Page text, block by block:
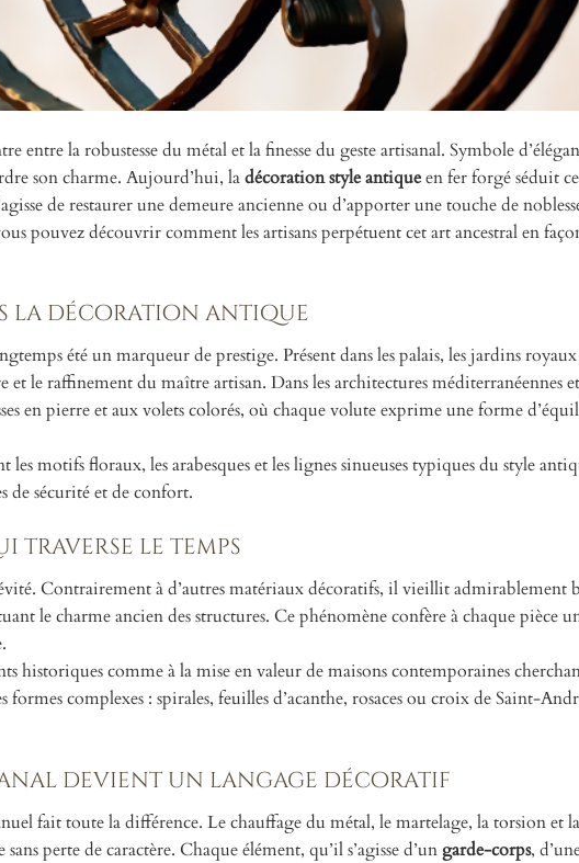
entre la robustesse du métal et la finesse du geste artisanal. Symbole
son charme. Aujourd’hui, ladécoration style antiqueen fer forgé séduit
de restaurer une demeure ancienne ou d’apporter une touche de
pouvez découvrir comment les artisans perpétuent cet art ancestral en
la décoration antique
été un marqueur de prestige. Présent dans les palais, les jardins royaux
le raffinement du maître artisan. Dans les architectures méditerranéennes
en pierre et aux volets colorés, où chaque volute exprime une forme
motifs floraux, les arabesques et les lignes sinueuses typiques du style
de sécurité et de confort.
traverse le temps
Contrairement à d’autres matériaux décoratifs, il vieillit admirablement
le charme ancien des structures. Ce phénomène confère à chaque pièce
historiques comme à la mise en valeur de maisons contemporaines
complexes : spirales, feuilles d’acanthe, rosaces ou croix de Saint-
devient un langage décoratif
fait toute la différence. Le chauffage du métal, le martelage, la torsion et
perte de caractère. Chaque élément, qu’il s’agisse d’ungarde-corps,